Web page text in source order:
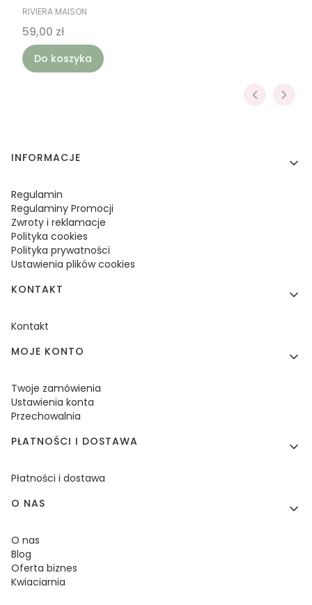
PRODUCENT
RIVIERA MAISON
Cena
59,00 zł
Do koszyka
Linki w stopce
INFORMACJE
Regulamin
Regulaminy Promocji
Zwroty i reklamacje
Polityka cookies
Polityka prywatności
Ustawienia plików cookies
KONTAKT
Kontakt
MOJE KONTO
Twoje zamówienia
Ustawienia konta
Przechowalnia
PŁATNOŚCI I DOSTAWA
Płatności i dostawa
O NAS
O nas
Blog
Oferta biznes
Kwiaciarnia